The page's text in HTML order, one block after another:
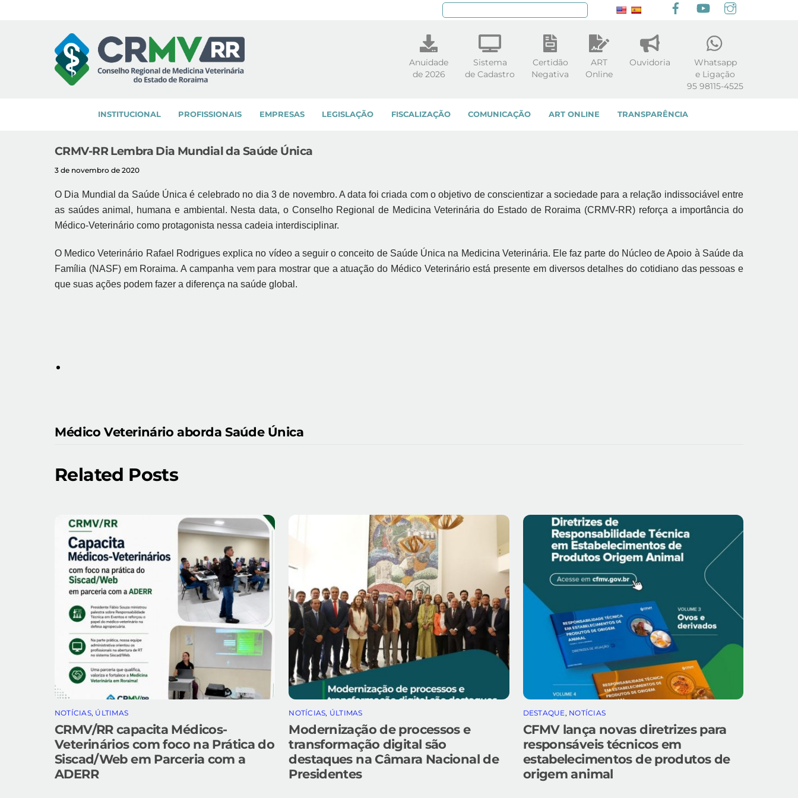
INSTITUCIONAL PROFISSIONAIS EMPRESAS LEGISLAÇÃO FISCALIZAÇÃO COMUNICAÇÃO ART ONLINE TRANSPARÊNCIA
Anuidade
de 2026
Sistema
de Cadastro
Certidão
Negativa
ART
Online
Ouvidoria
Whatsapp
e Ligação
95 98115-4525
CRMV-RR Lembra Dia Mundial da Saúde Única
3 de novembro de 2020
O Dia Mundial da Saúde Única é celebrado no dia 3 de novembro. A data foi criada com o objetivo de conscientizar a sociedade para a relação indissociável entre
as saúdes animal, humana e ambiental. Nesta data, o Conselho Regional de Medicina Veterinária do Estado de Roraima (CRMV-RR) reforça a importância do
Médico-Veterinário como protagonista nessa cadeia interdisciplinar.
O Medico Veterinário Rafael Rodrigues explica no vídeo a seguir o conceito de Saúde Única na Medicina Veterinária. Ele faz parte do Núcleo de Apoio à Saúde da
Família (NASF) em Roraima. A campanha vem para mostrar que a atuação do Médico Veterinário está presente em diversos detalhes do cotidiano das pessoas e
que suas ações podem fazer a diferença na saúde global.
Médico Veterinário aborda Saúde Única
Related Posts
NOTÍCIAS, ÚLTIMAS
CRMV/RR capacita Médicos-
Veterinários com foco na Prática do
Siscad/Web em Parceria com a
ADERR
NOTÍCIAS, ÚLTIMAS
Modernização de processos e
transformação digital são
destaques na Câmara Nacional de
Presidentes
DESTAQUE , NOTÍCIAS
CFMV lança novas diretrizes para
responsáveis técnicos em
estabelecimentos de produtos de
origem animal